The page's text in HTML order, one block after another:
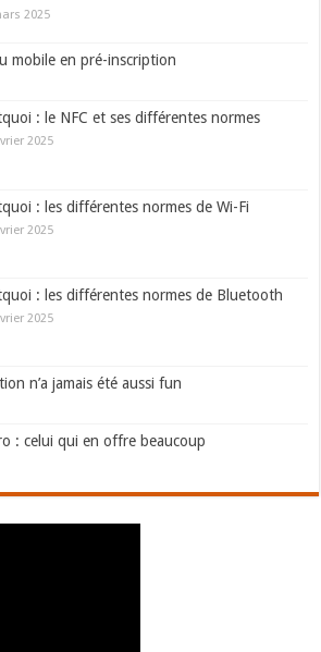
2025
mobile en pré-inscription
: le NFC et ses différentes normes
2025
: les différentes normes de Wi-Fi
2025
: les différentes normes de Bluetooth
2025
n’a jamais été aussi fun
: celui qui en offre beaucoup